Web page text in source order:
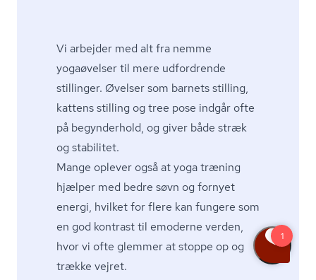
Vi arbejder med alt fra nemme
yogaøvelser til mere udfordrende
stillinger. Øvelser som barnets stilling,
kattens stilling og tree pose indgår ofte
på begynderhold, og giver både stræk
og stabilitet.
Mange oplever også at yoga træning
hjælper med bedre søvn og fornyet
energi, hvilket for flere kan fungere som
en god kontrast til emoderne verden,
hvor vi ofte glemmer at stoppe op og
trække vejret.